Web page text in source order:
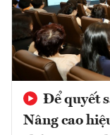
Để quyết
Nâng cao